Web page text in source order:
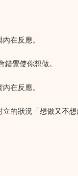
在反應。
覺使你想做。
在反應。
的狀況「想做又不想